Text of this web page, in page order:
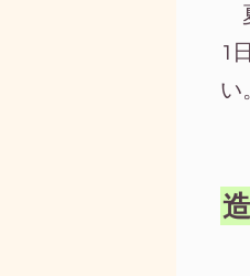
1
い